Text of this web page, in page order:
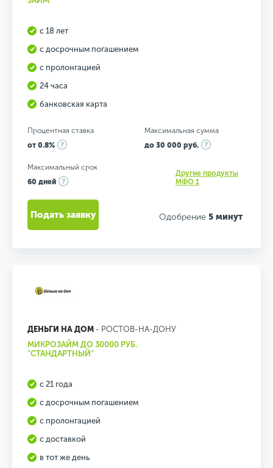
с 18 лет
с досрочным погашением
с пролонгацией
24 часа
банковская карта
Процентная ставка
от 0.8%
Максимальная сумма
до 30 000 руб.
Максимальный срок
60 дней
Другие продукты
МФО 1
Одобрение 5 минут
Подать заявку
ДЕНЬГИ НА ДОМ - РОСТОВ-НА-ДОНУ
МИКРОЗАЙМ ДО 30000 РУБ.
"СТАНДАРТНЫЙ"
с 21 года
с досрочным погашением
с пролонгацией
с доставкой
в тот же день